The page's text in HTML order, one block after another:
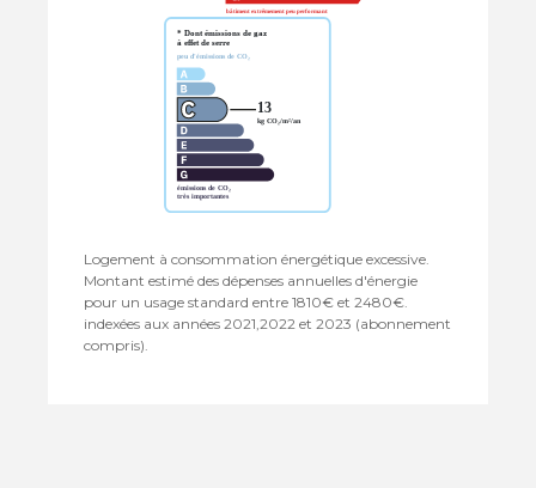
Logement à consommation énergétique excessive.
Montant estimé des dépenses annuelles d'énergie
pour un usage standard entre 1810€ et 2480€.
indexées aux années 2021,2022 et 2023 (abonnement
compris).